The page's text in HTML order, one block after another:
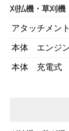
刈払機・草刈機
アタッチメン
本体 エンジ
本体 充電式